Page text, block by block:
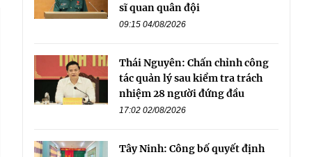
sĩ quan quân đội
09:15 04/08/2026
Thái Nguyên: Chấn chỉnh công
tác quản lý sau kiểm tra trách
nhiệm 28 người đứng đầu
17:02 02/08/2026
Tây Ninh: Công bố quyết định